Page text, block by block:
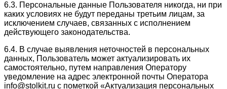
6.3. Персональные данные Пользователя никогда, ни при
каких условиях не будут переданы третьим лицам, за
исключением случаев, связанных с исполнением
действующего законодательства.
6.4. В случае выявления неточностей в персональных
данных, Пользователь может актуализировать их
самостоятельно, путем направления Оператору
уведомление на адрес электронной почты Оператора
info@stolkit.ru с пометкой «Актуализация персональных